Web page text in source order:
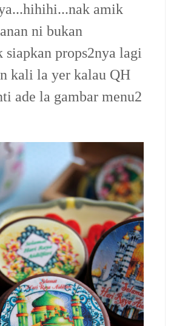
amik
ni bukan
siapkan props2nya lagi
kali la yer kalau QH
ade la gambar menu2